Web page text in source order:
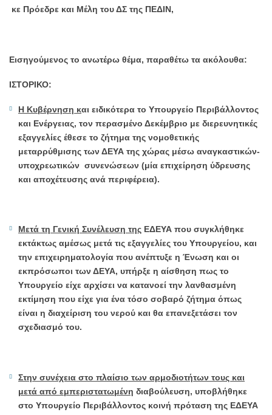
αποχέτευσης».
ΚΑΙ
ΣΧΕΔΙΑΣΜΟΣ.
Δήμος
Βόρειας
Κέρκυρας
κε Πρόεδρε και Μέλη του ΔΣ της ΠΕΔΙΝ,
Εισηγούμενος το ανωτέρω θέμα, παραθέτω τα ακόλουθα:
ΙΣΤΟΡΙΚΟ:
Η Κυβέρνηση και ειδικότερα το Υπουργείο Περιβάλλοντος
και Ενέργειας, τον περασμένο Δεκέμβριο με διερευνητικές
εξαγγελίες έθεσε το ζήτημα της νομοθετικής
μεταρρύθμισης των ΔΕΥΑ της χώρας μέσω αναγκαστικών-
υποχρεωτικών συνενώσεων (μία επιχείρηση ύδρευσης
και αποχέτευσης ανά περιφέρεια).
Μετά τη Γενική Συνέλευση της ΕΔΕΥΑ που συγκλήθηκε
εκτάκτως αμέσως μετά τις εξαγγελίες του Υπουργείου, και
την επιχειρηματολογία που ανέπτυξε η Ένωση και οι
εκπρόσωποι των ΔΕΥΑ, υπήρξε η αίσθηση πως το
Υπουργείο είχε αρχίσει να κατανοεί την λανθασμένη
εκτίμηση που είχε για ένα τόσο σοβαρό ζήτημα όπως
είναι η διαχείριση του νερού και θα επανεξετάσει τον
σχεδιασμό του.
Στην συνέχεια στο πλαίσιο των αρμοδιοτήτων τους και
μετά από εμπεριστατωμένη διαβούλευση, υποβλήθηκε
στο Υπουργείο Περιβάλλοντος κοινή πρόταση της ΕΔΕΥΑ